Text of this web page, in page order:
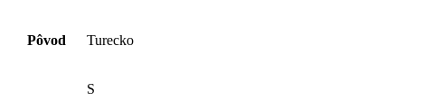
Pôvod Turecko
S